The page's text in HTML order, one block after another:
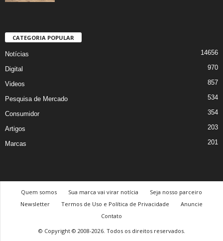
CATEGORIA POPULAR
Notícias 14656
Digital 970
Videos 857
Pesquisa de Mercado 534
Consumidor 354
Artigos 203
Marcas 201
Quem somos Sua marca vai virar notícia
Seja nosso parceiro
Newsletter
Termos de Uso e Política de Privacidade
Anuncie
Contato
© Copyright © 2008-2026. Todos os direitos reservados.